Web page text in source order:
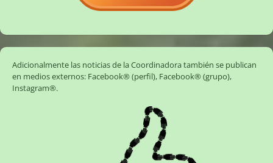
Adicionalmente las noticias de la Coordinadora también se publican
en medios externos: Facebook® (perfil), Facebook® (grupo),
Instagram®.